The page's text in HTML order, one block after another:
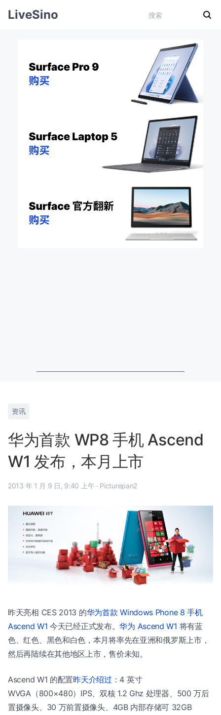
LiveSino
资讯
华为首款 WP8 手机 Ascend
W1 发布，本月上市
2013 年 1 月 9 日, 9:40 上午 · Picturepan2
昨天亮相 CES 2013 的华为首款 Windows Phone 8 手机
Ascend W1 今天已经正式发布。华为 Ascend W1 将有蓝
色、红色、黑色和白色，本月将率先在亚洲和俄罗斯上市，
然后再陆续在其他地区上市，售价未知。
Ascend W1 的配置昨天介绍过 ：4 英寸
WVGA（800×480）IPS、双核 1.2 Ghz 处理器、500 万后
置摄像头、30 万前置摄像头、4GB 内部存储可 32GB